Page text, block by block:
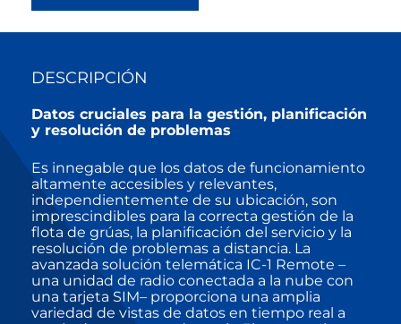
DESCRIPCIÓN
Datos cruciales para la gestión, planificación
y resolución de problemas
Es innegable que los datos de funcionamiento
altamente accesibles y relevantes,
independientemente de su ubicación, son
imprescindibles para la correcta gestión de la
flota de grúas, la planificación del servicio y la
resolución de problemas a distancia. La
avanzada solución telemática IC-1 Remote –
una unidad de radio conectada a la nube con
una tarjeta SIM– proporciona una amplia
variedad de vistas de datos en tiempo real a